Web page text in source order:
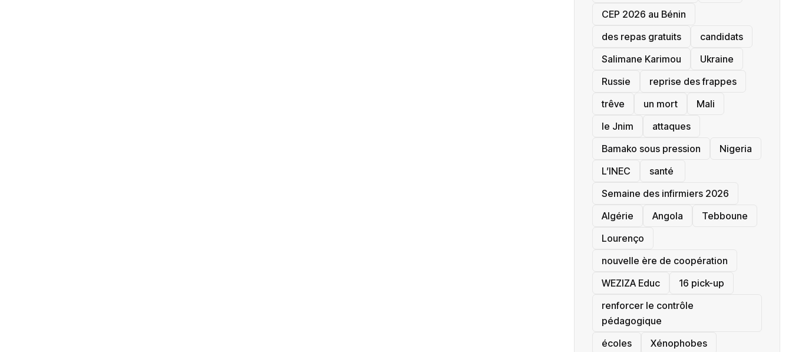
‎CEP 2026 au Bénin
des repas gratuits
candidats
Salimane Karimou
Ukraine
Russie
reprise des frappes
trêve
un mort
Mali
le Jnim
attaques
Bamako sous pression
‎Nigeria
L’INEC
santé ‎
Semaine des infirmiers 2026
‎Algérie
Angola
Tebboune
Lourenço
nouvelle ère de coopération
‎WEZIZA Educ
16 pick-up
renforcer le contrôle
pédagogique
écoles
‎Xénophobes